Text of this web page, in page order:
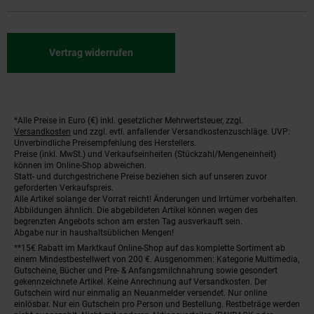
Vertrag widerrufen
Fußnoten
*Alle Preise in Euro (€) inkl. gesetzlicher Mehrwertsteuer, zzgl.
Versandkosten und zzgl. evtl. anfallender Versandkostenzuschläge. UVP:
Unverbindliche Preisempfehlung des Herstellers.
Preise (inkl. MwSt.) und Verkaufseinheiten (Stückzahl/Mengeneinheit)
können im Online-Shop abweichen.
Statt- und durchgestrichene Preise beziehen sich auf unseren zuvor
geforderten Verkaufspreis.
Alle Artikel solange der Vorrat reicht! Änderungen und Irrtümer vorbehalten.
Abbildungen ähnlich. Die abgebildeten Artikel können wegen des
begrenzten Angebots schon am ersten Tag ausverkauft sein.
Abgabe nur in haushaltsüblichen Mengen!
**15€ Rabatt im Marktkauf Online-Shop auf das komplette Sortiment ab
einem Mindestbestellwert von 200 €. Ausgenommen: Kategorie Multimedia,
Gutscheine, Bücher und Pre- & Anfangsmilchnahrung sowie gesondert
gekennzeichnete Artikel. Keine Anrechnung auf Versandkosten. Der
Gutschein wird nur einmalig an Neuanmelder versendet. Nur online
einlösbar. Nur ein Gutschein pro Person und Bestellung. Restbeträge werden